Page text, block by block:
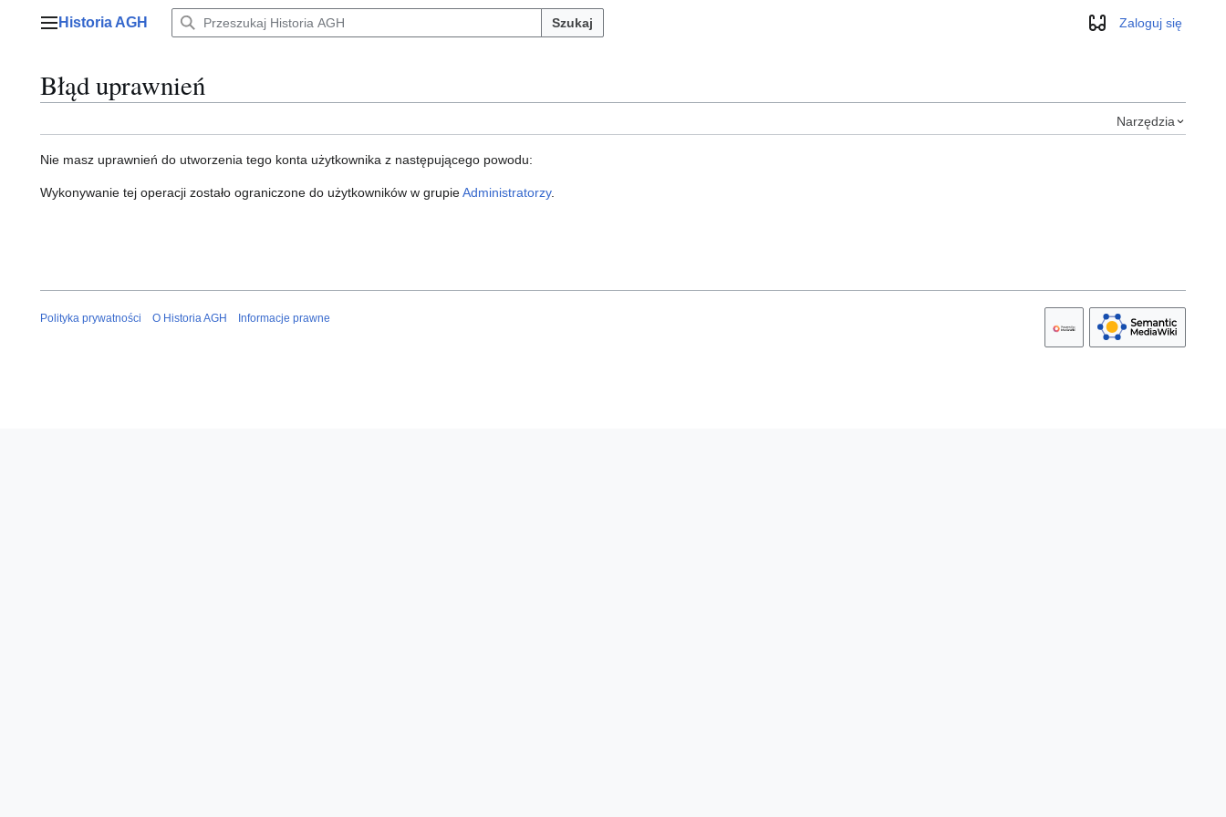
Menu główne
Historia AGH Szukaj WyglądZaloguj się
Błąd uprawnień
Narzędzia
Nie masz uprawnień do utworzenia tego konta użytkownika z następującego powodu:
Wykonywanie tej operacji zostało ograniczone do użytkowników w grupieAdministratorzy.
Polityka prywatności O Historia AGH Informacje prawne